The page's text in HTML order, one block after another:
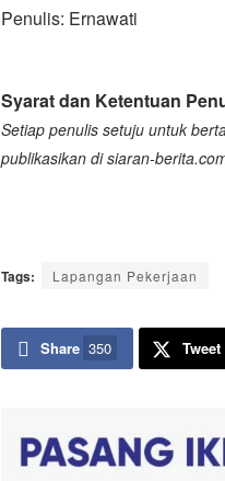
Penulis: Ernawati
Syarat dan Ketentuan
Setiap penulis setuju untuk
publikasikan di siaran-
Tags: Lapangan Pekerjaan
Share 350 Tweet